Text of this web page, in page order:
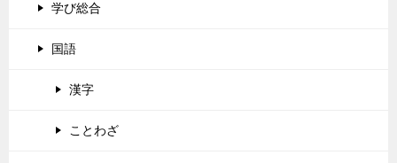
学び総合
国語
漢字
ことわざ